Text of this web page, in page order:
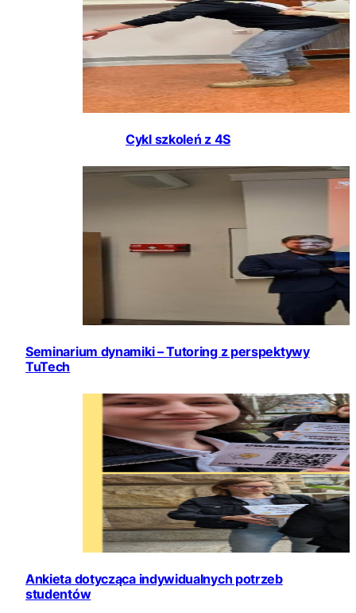
Cykl szkoleń z 4S
Seminarium dynamiki – Tutoring z perspektywy
TuTech
Ankieta dotycząca indywidualnych potrzeb
studentów